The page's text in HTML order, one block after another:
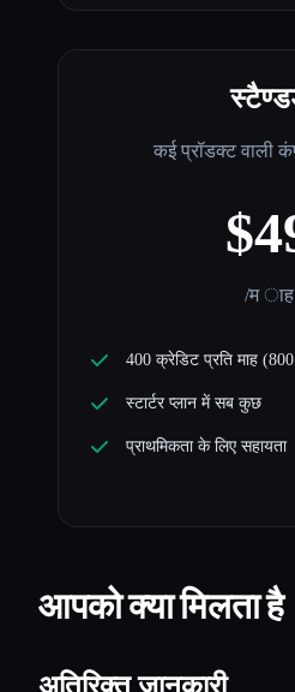
कई प्रॉडक्ट वाली
/म ाह
400 क्रेडिट प्रति माह
स्टार्टर प्लान में सब कुछ
प्राथमिकता के लिए सहायता
आपको क्या मिलता है
अतिरिक्त जानकारी